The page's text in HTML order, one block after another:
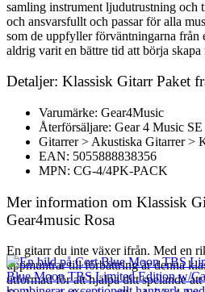
samling instrument ljudutrustning och
och ansvarsfullt och passar för alla
som de uppfyller förväntningarna från
aldrig varit en bättre tid att börja skapa
Detaljer: Klassisk Gitarr Paket
Varumärke: Gear4Music
Återförsäljare: Gear 4 Music SE
Gitarrer > Akustiska Gitarrer >
EAN: 5055888838356
MPN: CG-4/4PK-PACK
Mer information om Klassisk
Gear4music Rosa
En gitarr du inte växer ifrån. Med en
uppmuntrar till förbättring är denna
utformad för att hjälpa ditt spelande